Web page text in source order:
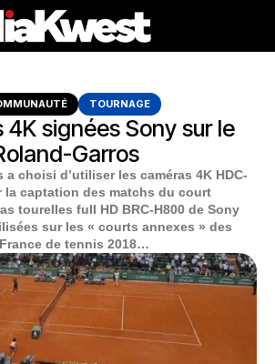
TOURNAGE
4K signées Sony sur le
Garros
a choisi d’utiliser les caméras 4K HDC-
la captation des matchs du court
tourelles full HD BRC-H800 de Sony
sur les « courts annexes » des
de tennis 2018…